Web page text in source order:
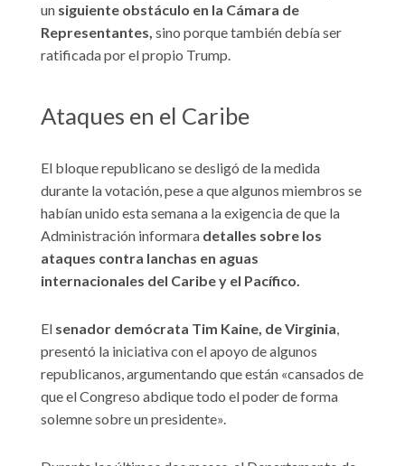
un siguiente obstáculo en la Cámara de
Representantes, sino porque también debía ser
ratificada por el propio Trump.
Ataques en el Caribe
El bloque republicano se desligó de la medida
durante la votación, pese a que algunos miembros se
habían unido esta semana a la exigencia de que la
Administración informara detalles sobre los
ataques contra lanchas en aguas
internacionales del Caribe y el Pacífico.
El senador demócrata Tim Kaine, de Virginia
presentó la iniciativa con el apoyo de algunos
republicanos, argumentando que están «cansados de
que el Congreso abdique todo el poder de forma
solemne sobre un presidente».